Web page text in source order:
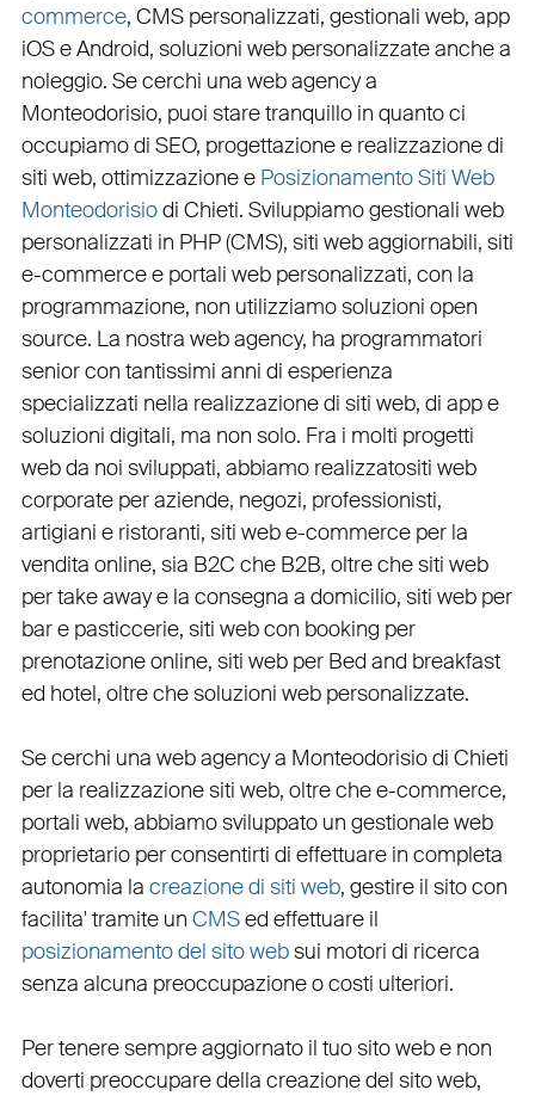
commerce, CMS personalizzati, gestionali web, app
iOS e Android, soluzioni web personalizzateanche a
noleggio. Se cerchi una web agency a
Monteodorisio, puoi stare tranquillo in quanto ci
occupiamo di SEO, progettazione e realizzazione di
siti web, ottimizzazionee Posizionamento Siti Web
Monteodorisiodi Chieti. Sviluppiamogestionali web
personalizzati in PHP(CMS), siti web aggiornabili, siti
e-commercee portali web personalizzati, con la
programmazione, non utilizziamo soluzioni open
source. La nostra web agency, ha programmatori
senior con tantissimi anni di esperienza
specializzati nella realizzazione di siti web, di app e
soluzioni digitali, ma non solo. Fra i molti progetti
web da noi sviluppati, abbiamo realizzatositi web
corporateperaziende, negozi, professionisti,
artigiani e ristoranti, siti web e-commerceper la
vendita online, sia B2C che B2B, oltre chesiti web
per take awaye la consegna a domicilio, siti web per
bare pasticcerie, siti web con booking per
prenotazione online, siti web per Bed and breakfast
ed hotel, oltre chesoluzioni web personalizzate.
Se cerchi una web agency a Monteodorisiodi Chieti
per la realizzazione siti web, oltre chee-commerce,
portali web, abbiamo sviluppato un gestionale web
proprietario per consentirti di effettuare in completa
autonomia la creazione di siti web, gestire il sito con
facilita' tramite un CMSed effettuare il
posizionamento del sito websui motori di ricerca
senza alcuna preoccupazione o costi ulteriori.
Per tenere sempre aggiornato il tuo sito web e non
doverti preoccupare della creazione del sito web,